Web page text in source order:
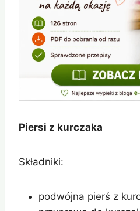
Piersi z kurczaka
Składniki:
podwójna pierś z